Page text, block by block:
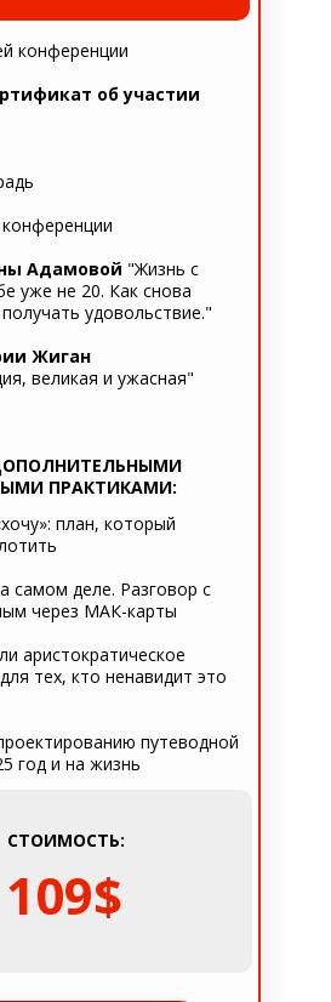
конференции
об участии
Адамовой "Жизнь с
уже не 20. Как снова
удовольствие."
Жиган
великая и ужасная"
план, который
самом деле. Разговор с
через МАК-карты
аристократическое
тех, кто ненавидит это
путеводной
год и на жизнь
ПРАКТИКАМИ:
109$
СТОИМОСТЬ: